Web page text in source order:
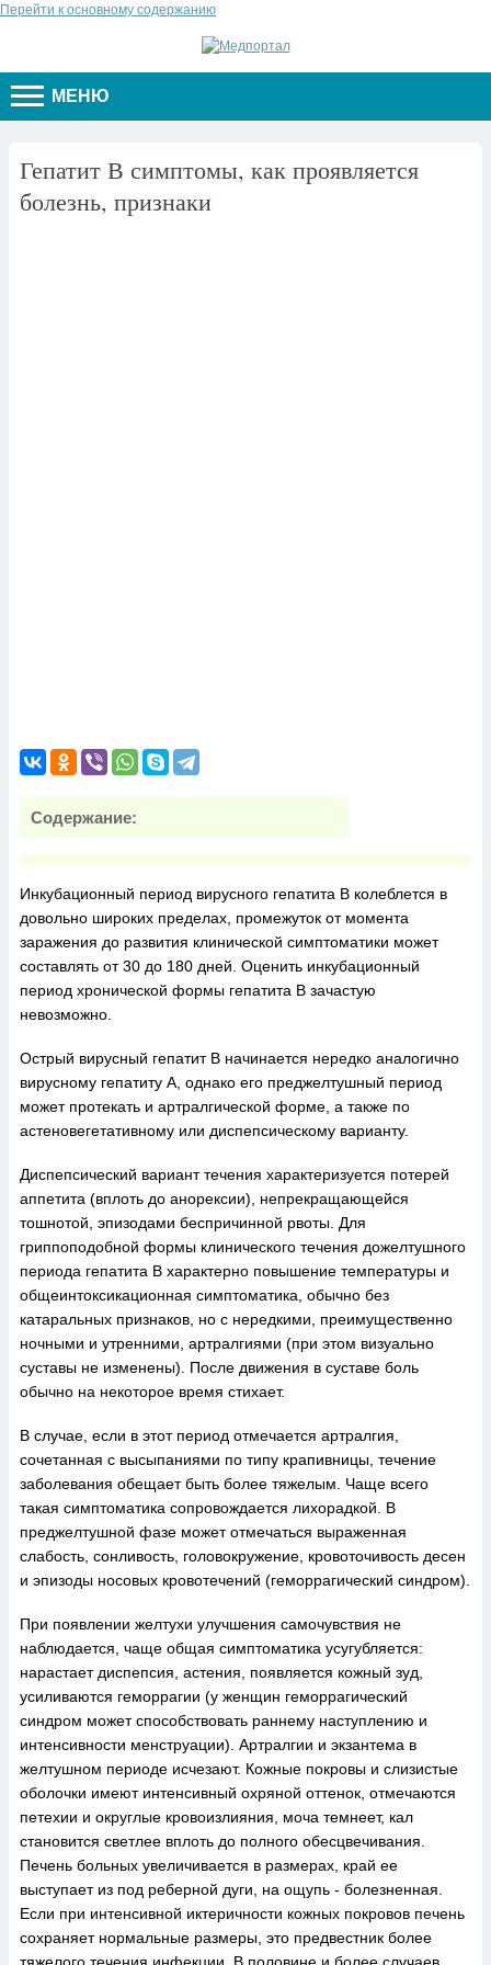
Перейти к основному содержанию
МЕНЮ
Гепатит В симптомы, как проявляется
болезнь, признаки
Содержание:
Инкубационный период вирусного гепатита В колеблется в
довольно широких пределах, промежуток от момента
заражения до развития клинической симптоматики может
составлять от 30 до 180 дней. Оценить инкубационный
период хронической формы гепатита В зачастую
невозможно.
Острый вирусный гепатит В начинается нередко аналогично
вирусному гепатиту А, однако его преджелтушный период
может протекать и артралгической форме, а также по
астеновегетативному или диспепсическому варианту.
Диспепсический вариант течения характеризуется потерей
аппетита (вплоть до анорексии), непрекращающейся
тошнотой, эпизодами беспричинной рвоты. Для
гриппоподобной формы клинического течения дожелтушного
периода гепатита В характерно повышение температуры и
общеинтоксикационная симптоматика, обычно без
катаральных признаков, но с нередкими, преимущественно
ночными и утренними, артралгиями (при этом визуально
суставы не изменены). После движения в суставе боль
обычно на некоторое время стихает.
В случае, если в этот период отмечается артралгия,
сочетанная с высыпаниями по типу крапивницы, течение
заболевания обещает быть более тяжелым. Чаще всего
такая симптоматика сопровождается лихорадкой. В
преджелтушной фазе может отмечаться выраженная
слабость, сонливость, головокружение, кровоточивость десен
и эпизоды носовых кровотечений (геморрагический синдром).
При появлении желтухи улучшения самочувствия не
наблюдается, чаще общая симптоматика усугубляется:
нарастает диспепсия, астения, появляется кожный зуд,
усиливаются геморрагии (у женщин геморрагический
синдром может способствовать раннему наступлению и
интенсивности менструации). Артралгии и экзантема в
желтушном периоде исчезают. Кожные покровы и слизистые
оболочки имеют интенсивный охряной оттенок, отмечаются
петехии и округлые кровоизлияния, моча темнеет, кал
становится светлее вплоть до полного обесцвечивания.
Печень больных увеличивается в размерах, край ее
выступает из под реберной дуги, на ощупь - болезненная.
Если при интенсивной иктеричности кожных покровов печень
сохраняет нормальные размеры, это предвестник более